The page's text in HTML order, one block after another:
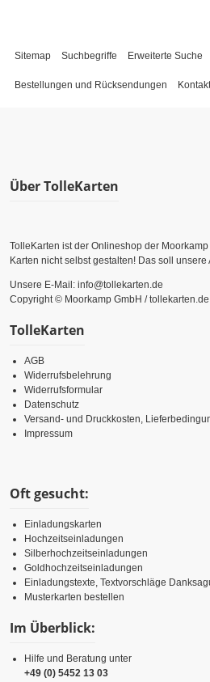
Sitemap Suchbegriffe Erweiterte Suche
Bestellungen und Rücksendungen
Über TolleKarten
TolleKarten ist der Onlineshop der
Karten nicht selbst gestalten! Das soll unsere
Unsere E-Mail: info@tollekarten.de
Copyright © Moorkamp GmbH / tollekarten.de
TolleKarten
AGB
Widerrufsbelehrung
Widerrufsformular
Datenschutz
Versand- und Druckkosten,
Impressum
Oft gesucht:
Einladungskarten
Hochzeitseinladungen
Silberhochzeitseinladungen
Goldhochzeitseinladungen
Einladungstexte, Textvorschläge
Musterkarten bestellen
Im Überblick:
Hilfe und Beratung unter
+49 (0) 5452 13 03